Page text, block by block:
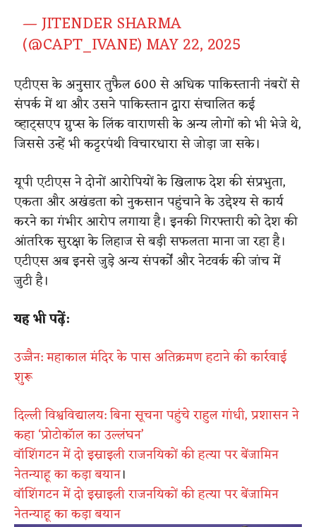
— JITENDER SHARMA
(@CAPT_IVANE) MAY 22, 2025
एटीएस के अनुसार तुफैल 600 से अधिक पाकिस्तानी नंबरों से
संपर्क में था और उसने पाकिस्तान द्वारा संचालित कई
व्हाट्सएप ग्रुप्स के लिंक वाराणसी के अन्य लोगों को भी भेजे थे,
जिससे उन्हें भी कट्टरपंथी विचारधारा से जोड़ा जा सके।
यूपी एटीएस ने दोनों आरोपियों के खिलाफ देश की संप्रभुता,
एकता और अखंडता को नुकसान पहुंचाने के उद्देश्य से कार्य
करने का गंभीर आरोप लगाया है। इनकी गिरफ्तारी को देश की
आंतरिक सुरक्षा के लिहाज से बड़ी सफलता माना जा रहा है।
एटीएस अब इनसे जुड़े अन्य संपर्कों और नेटवर्क की जांच में
जुटी है।
यह भी पढ़ें:
उज्जैन: महाकाल मंदिर के पास अतिक्रमण हटाने की कार्रवाई
शुरू
दिल्ली विश्वविद्यालय: बिना सूचना पहुंचे राहुल गांधी, प्रशासन ने
कहा ‘प्रोटोकॉल का उल्लंघन’
वॉशिंगटन में दो इस्राइली राजनयिकों की हत्या पर बेंजामिन
नेतन्याहू का कड़ा बयान।
वॉशिंगटन में दो इस्राइली राजनयिकों की हत्या पर बेंजामिन
नेतन्याहू का कड़ा बयान